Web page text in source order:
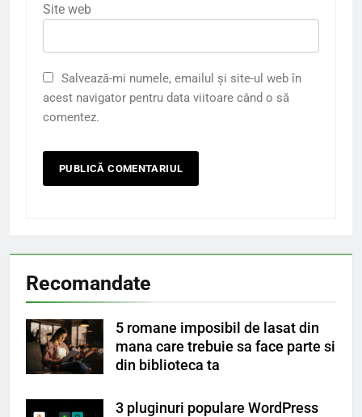
Site web
Salvează-mi numele, emailul și site-ul web în
acest navigator pentru data viitoare când o să
comentez.
Recomandate
5 romane imposibil de lasat din
mana care trebuie sa face parte si
din biblioteca ta
3 pluginuri populare WordPress